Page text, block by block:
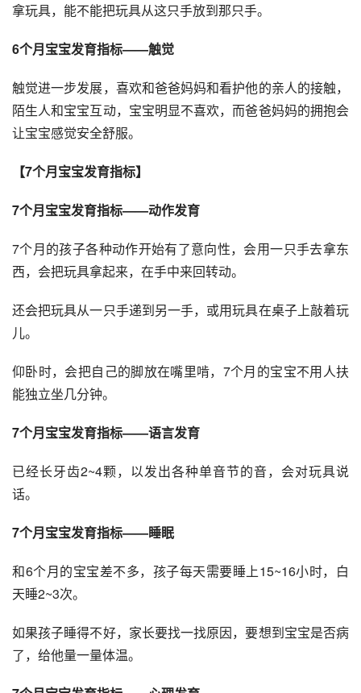
拿玩具，能不能把玩具从这只手放到那只手。
6个月宝宝发育指标——触觉
触觉进一步发展，喜欢和爸爸妈妈和看护他的亲人的接触，
陌生人和宝宝互动，宝宝明显不喜欢，而爸爸妈妈的拥抱会
让宝宝感觉安全舒服。
【7个月宝宝发育指标】
7个月宝宝发育指标——动作发育
7个月的孩子各种动作开始有了意向性，会用一只手去拿东
西，会把玩具拿起来，在手中来回转动。
还会把玩具从一只手递到另一手，或用玩具在桌子上敲着玩
儿。
仰卧时，会把自己的脚放在嘴里啃，7个月的宝宝不用人扶
能独立坐几分钟。
7个月宝宝发育指标——语言发育
已经长牙齿2~4颗，以发出各种单音节的音，会对玩具说
话。
7个月宝宝发育指标——睡眠
和6个月的宝宝差不多，孩子每天需要睡上15~16小时，白
天睡2~3次。
如果孩子睡得不好，家长要找一找原因，要想到宝宝是否病
了，给他量一量体温。